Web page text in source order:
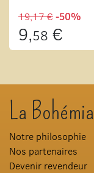
19,17 €-50%
9,58 €
La Bohémia
Notre philosophie
Nos partenaires
Devenir revendeur